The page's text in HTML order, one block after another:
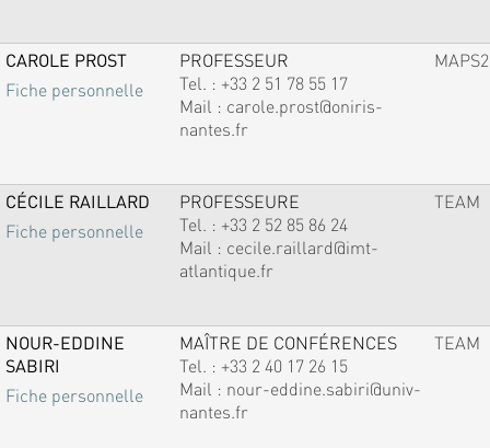
CAROLE PROST
Fiche personnelle
PROFESSEUR
Tel. : +33 2 51 78 55 17
Mail : carole.prost@oniris-
nantes.fr
MAPS2
CÉCILE RAILLARD
Fiche personnelle
PROFESSEURE
Tel. : +33 2 52 85 86 24
Mail : cecile.raillard@imt-
atlantique.fr
TEAM
NOUR-EDDINE
SABIRI
Fiche personnelle
MAÎTRE DE CONFÉRENCES
Tel. : +33 2 40 17 26 15
Mail : nour-eddine.sabiri@univ-
nantes.fr
TEAM